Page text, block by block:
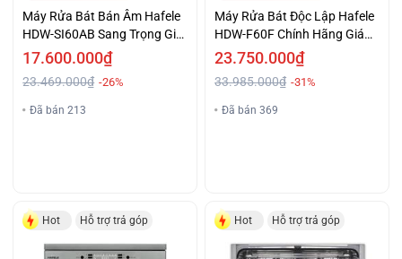
Máy Rửa Bát Bán Âm Hafele
HDW-SI60AB Sang Trọng Giá
Sốc
17.600.000₫
23.469.000₫ -26%
Đã bán 213
Máy Rửa Bát Độc Lập Hafele
HDW-F60F Chính Hãng Giá
Ưu Đãi
23.750.000₫
33.985.000₫ -31%
Đã bán 369
Hot Hỗ trợ trả góp Hot Hỗ trợ trả góp